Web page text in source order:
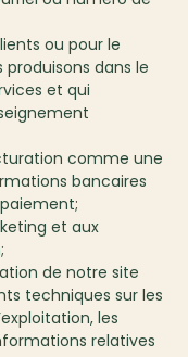
ou pour le
dans le
et qui
comme une
bancaires
et aux
de notre site
techniques sur les
les
relatives